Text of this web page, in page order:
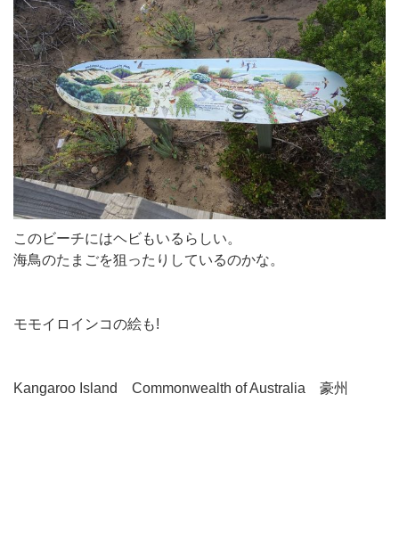
このビーチにはヘビもいるらしい。
海鳥のたまごを狙ったりしているのかな。
モモイロインコの絵も!
Kangaroo Island Commonwealth of Australia 豪州